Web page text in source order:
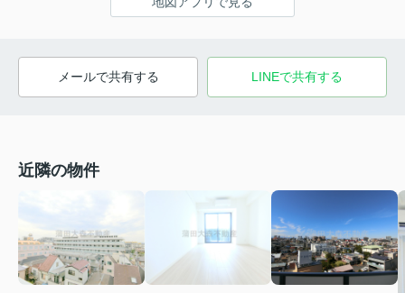
メールで共有する LINEで共有する
近隣の物件